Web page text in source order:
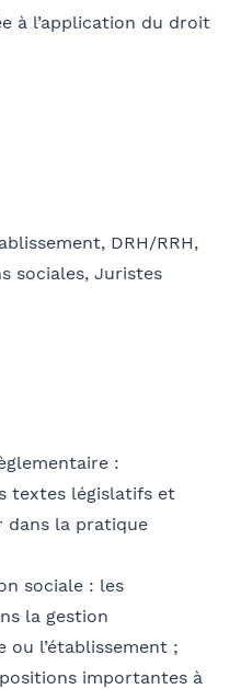
à l’application du droit
DRH/RRH,
sociales, Juristes
:
textes législatifs et
dans la pratique
sociale : les
la gestion
ou l’établissement ;
importantes à
FACULTATIF
Avocats